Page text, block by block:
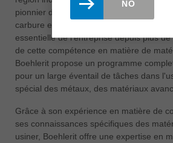
pionnier du carbure, la métallurgie et la
carbure et de son revêtement
essentielle de l'entreprise depuis plus
de cette compétence en matière de
Boehlerit propose un programme
pour un large éventail de tâches dans
spécial des métaux, des matériaux
Grâce à son expérience en matière de
ses connaissances spécifiques des
usiner, Boehlerit offre une expertise en
NO